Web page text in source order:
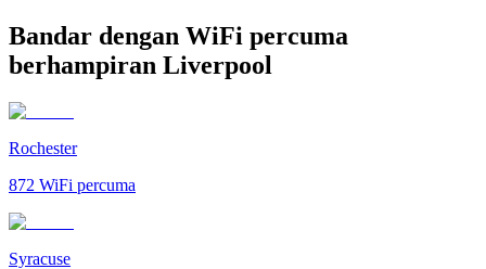
Bandar dengan WiFi percuma
berhampiran Liverpool
Rochester
872 WiFi percuma
Syracuse